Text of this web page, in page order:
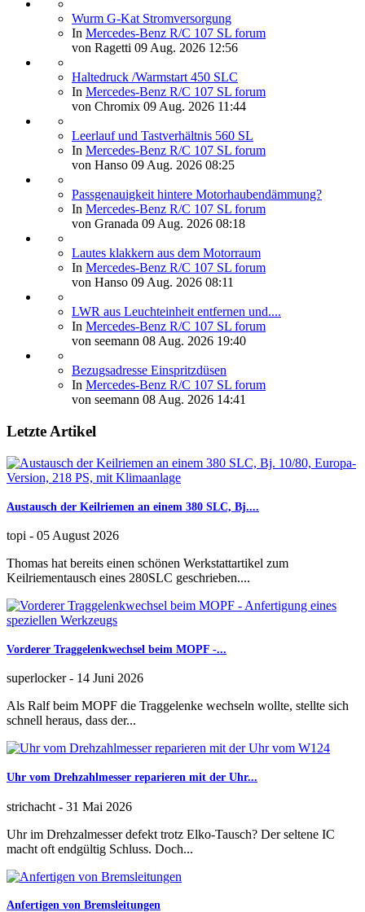
Wurm G-Kat Stromversorgung
In Mercedes-Benz R/C 107 SL forum
von Ragetti 09 Aug. 2026 12:56
Haltedruck /Warmstart 450 SLC
In Mercedes-Benz R/C 107 SL forum
von Chromix 09 Aug. 2026 11:44
Leerlauf und Tastverhältnis 560 SL
In Mercedes-Benz R/C 107 SL forum
von Hanso 09 Aug. 2026 08:25
Passgenauigkeit hintere Motorhaubendämmung?
In Mercedes-Benz R/C 107 SL forum
von Granada 09 Aug. 2026 08:18
Lautes klakkern aus dem Motorraum
In Mercedes-Benz R/C 107 SL forum
von Hanso 09 Aug. 2026 08:11
LWR aus Leuchteinheit entfernen und....
In Mercedes-Benz R/C 107 SL forum
von seemann 08 Aug. 2026 19:40
Bezugsadresse Einspritzdüsen
In Mercedes-Benz R/C 107 SL forum
von seemann 08 Aug. 2026 14:41
Letzte Artikel
Austausch der Keilriemen an einem 380 SLC, Bj....
topi - 05 August 2026
Thomas hat bereits einen schönen Werkstattartikel zum
Keilriementausch eines 280SLC geschrieben....
Vorderer Traggelenkwechsel beim MOPF -...
superlocker- 14 Juni 2026
Als Ralf beim MOPF die Traggelenke wechseln wollte, stellte sich
schnell heraus, dass der...
Uhr vom Drehzahlmesser reparieren mit der Uhr...
strichacht - 31 Mai 2026
Uhr im Drehzalmesser defekt trotz Elko-Tausch? Der seltene IC
macht oft endgültig Schluss. Doch...
Anfertigen von Bremsleitungen